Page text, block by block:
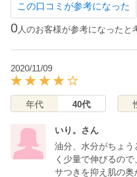
この口コミが参考になった
0人のお客様が参考になったと
2020/11/09
年代 40代
いり。さん
油分、水分がちょ
く少量で伸びるの
サつきを抑え肌の